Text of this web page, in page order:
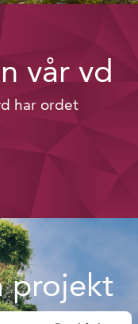
vår vd
har ordet
projekt
litet för enkelt